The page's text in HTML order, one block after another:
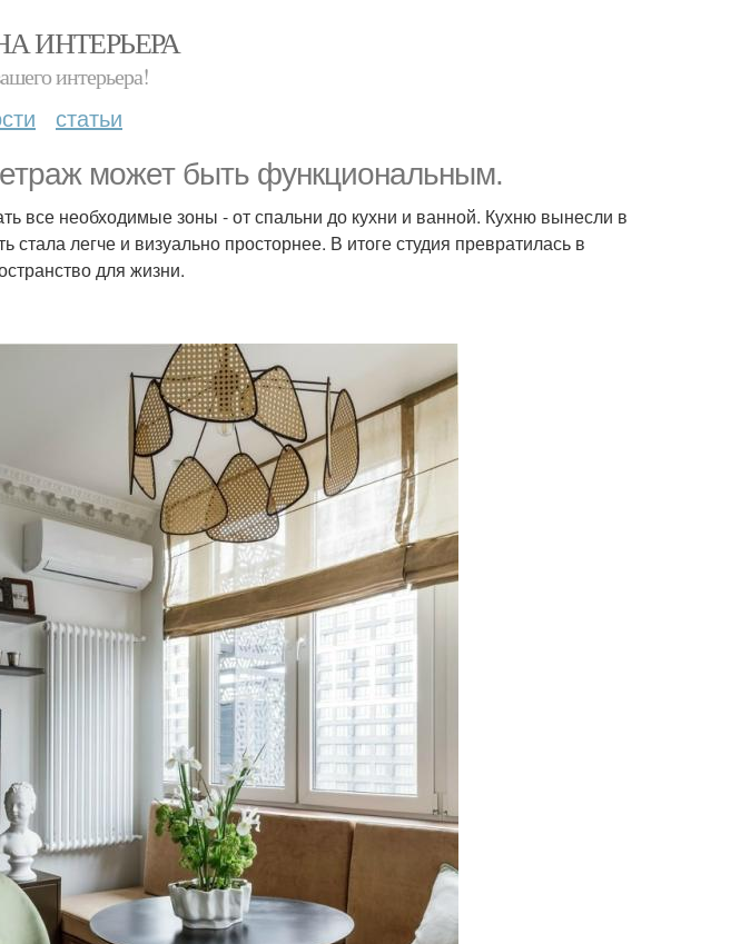
ИНТЕРЬЕРА
интерьера!
статьи
может быть функциональным.
все необходимые зоны - от спальни до кухни и ванной. Кухню вынесли в
стала легче и визуально просторнее. В итоге студия превратилась в
для жизни.